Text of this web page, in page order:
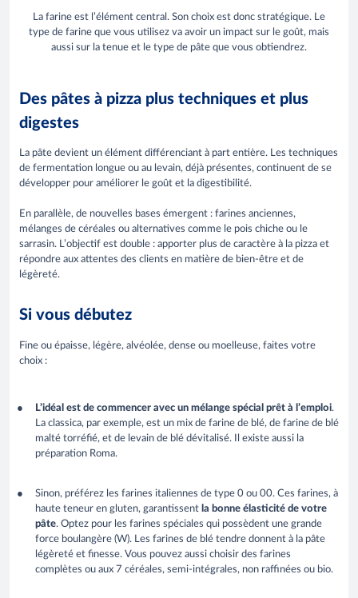
La farine est l’élément central. Son choix est donc stratégique. Le
type de farine que vous utilisez va avoir un impact sur le goût, mais
aussi sur la tenue et le type de pâte que vous obtiendrez.
Des pâtes à pizza plus techniques et plus
digestes
La pâte devient un élément différenciant à part entière. Les techniques
de fermentation longue ou au levain, déjà présentes, continuent de se
développer pour améliorer le goût et la digestibilité.
En parallèle, de nouvelles bases émergent : farines anciennes,
mélanges de céréales ou alternatives comme le pois chiche ou le
sarrasin. L’objectif est double : apporter plus de caractère à la pizza et
répondre aux attentes des clients en matière de bien-être et de
légèreté.
Si vous débutez
Fine ou épaisse, légère, alvéolée, dense ou moelleuse, faites votre
choix :
L’idéal est de commencer avec un mélange spécial prêt à l’emploi.
La classica, par exemple, est un mix de farine de blé, de farine de blé
malté torréfié, et de levain de blé dévitalisé. Il existe aussi la
préparation Roma.
Sinon, préférez les farines italiennes de type 0 ou 00. Ces farines, à
haute teneur en gluten, garantissent la bonne élasticité de votre
pâte. Optez pour les farines spéciales qui possèdent une grande
force boulangère (W). Les farines de blé tendre donnent à la pâte
légèreté et finesse. Vous pouvez aussi choisir des farines
complètes ou aux 7 céréales, semi-intégrales, non raffinées ou bio.